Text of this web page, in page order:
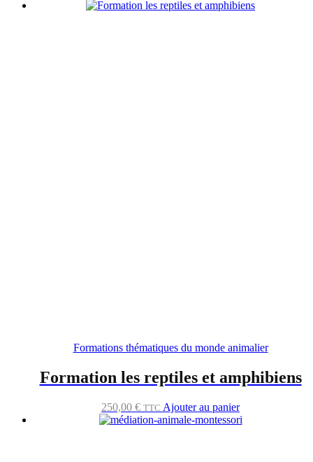
Formations thématiques du monde animalier
Formation les reptiles et amphibiens
250,00 € TTC Ajouter au panier